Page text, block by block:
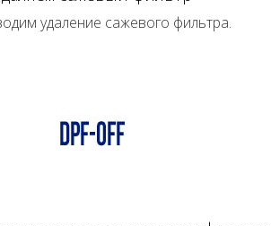
удаление сажевого фильтра.